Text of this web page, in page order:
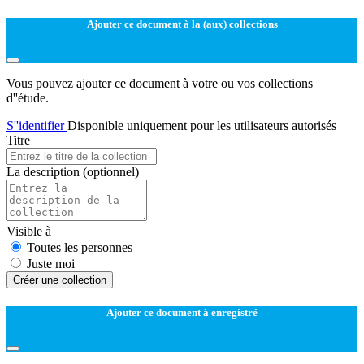
Ajouter ce document à la (aux) collections
Vous pouvez ajouter ce document à votre ou vos collections
d''étude.
S''identifierDisponible uniquement pour les utilisateurs autorisés
Titre
La description (optionnel)
Visible à
Toutes les personnes
Juste moi
Créer une collection
Ajouter ce document à enregistré